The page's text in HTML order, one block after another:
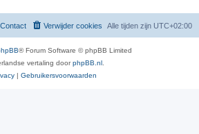
Alle tijden zijn UTC+02:00
Verwijder cookies
Contact
® Forum Software © phpBB Limited
vertaling doorphpBB.nl
| Gebruikersvoorwaarden